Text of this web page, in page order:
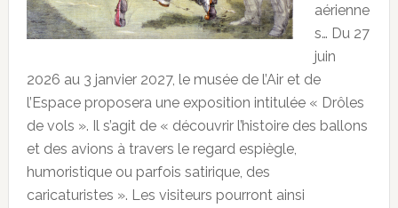
aérienne
s… Du 27
juin
2026 au 3 janvier 2027, le musée de l’Air et de
l’Espace proposera une exposition intitulée « Drôles
de vols ». Il s’agit de « découvrir l’histoire des ballons
et des avions à travers le regard espiègle,
humoristique ou parfois satirique, des
caricaturistes ». Les visiteurs pourront ainsi